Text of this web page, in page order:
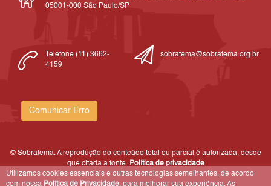
05001-000 São Paulo/SP
Telefone (11) 3662-
4159
sobratema@sobratema.org.br
Comunicar Erro
© Sobratema. A reprodução do conteúdo total ou parcial é autorizada, desde
que citada a fonte. Política de privacidade
Utilizamos cookies essenciais e outras tecnologias semelhantes, de acordo
com nossa Política de Privacidade, para melhorar sua experiência. As